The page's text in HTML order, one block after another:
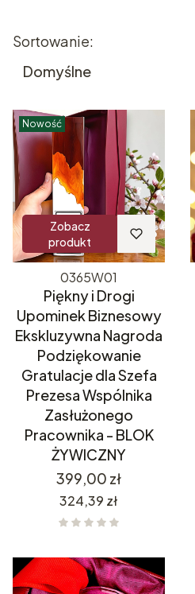
Lista produktów
Sortowanie:
Domyślne
Nowość
Zobacz
produkt
0365W01
Piękny i Drogi
Upominek Biznesowy
Ekskluzywna Nagroda
Podziękowanie
Gratulacje dla Szefa
Prezesa Wspólnika
Zasłużonego
Pracownika - BLOK
ŻYWICZNY
Cena
399,00 zł
Cena
324,39 zł